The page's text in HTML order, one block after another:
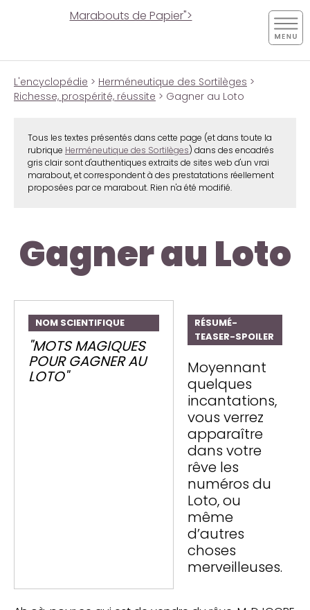
Marabouts de Papier">
L'encyclopédie > Herméneutique des Sortilèges >
Richesse, prospérité, réussite > Gagner au Loto
Tous les textes présentés dans cette page (et dans toute la
rubrique Herméneutique des Sortilèges) dans des encadrés
gris clair sont d'authentiques extraits de sites web d'un vrai
marabout, et correspondent à des prestatations réellement
proposées par ce marabout. Rien n'a été modifié.
Gagner au Loto
NOM SCIENTIFIQUE
"MOTS MAGIQUES
POUR GAGNER AU
LOTO"
RÉSUMÉ-
TEASER-SPOILER
Moyennant
quelques
incantations,
vous verrez
apparaître
dans votre
rêve les
numéros du
Loto, ou
même
d’autres
choses
merveilleuses.